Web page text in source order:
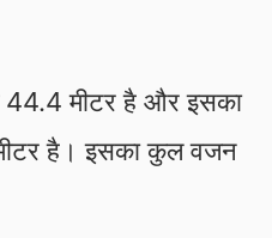
मीटर है और इसका
है। इसका कुल वजन